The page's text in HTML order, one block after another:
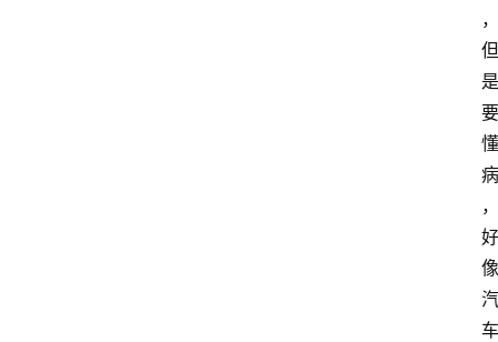
，
但
是
要
懂
病
，
好
像
汽
车